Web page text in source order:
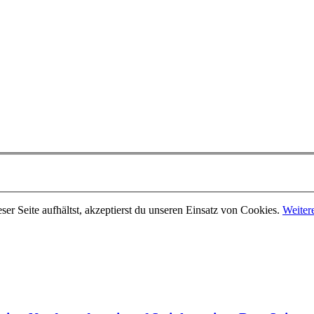
Seite aufhältst, akzeptierst du unseren Einsatz von Cookies.